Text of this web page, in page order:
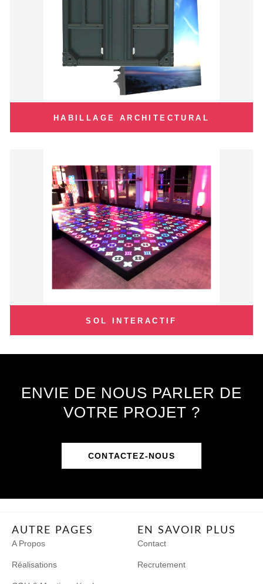
HABILLAGE ARCHITECTURAL
SOL INTERACTIF
ENVIE DE NOUS PARLER DE
VOTRE PROJET ?
CONTACTEZ-NOUS
AUTRE PAGES
A Propos
Réalisations
EN SAVOIR PLUS
Contact
Recrutement